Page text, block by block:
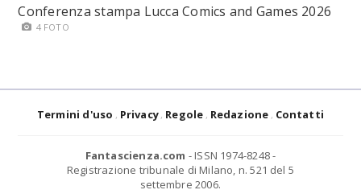
Conferenza stampa Lucca Comics and Games 2026
4 FOTO
Termini d'uso Privacy Regole Redazione Contatti
Fantascienza.com - ISSN 1974-8248 -
Registrazione tribunale di Milano, n. 521 del 5
settembre 2006.